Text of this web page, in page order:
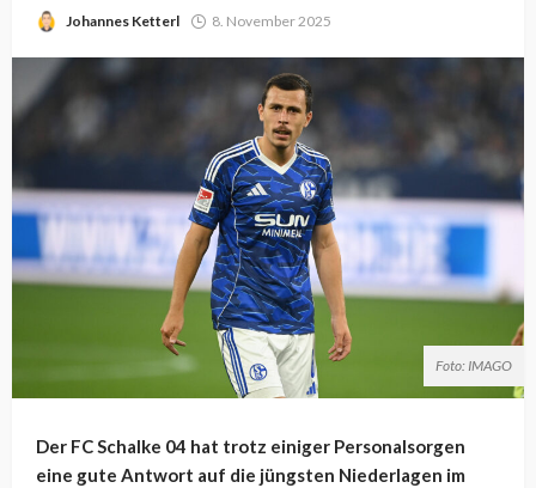
Johannes Ketterl 8. November 2025
Foto: IMAGO
Der FC Schalke 04 hat trotz einiger Personalsorgen
eine gute Antwort auf die jüngsten Niederlagen im